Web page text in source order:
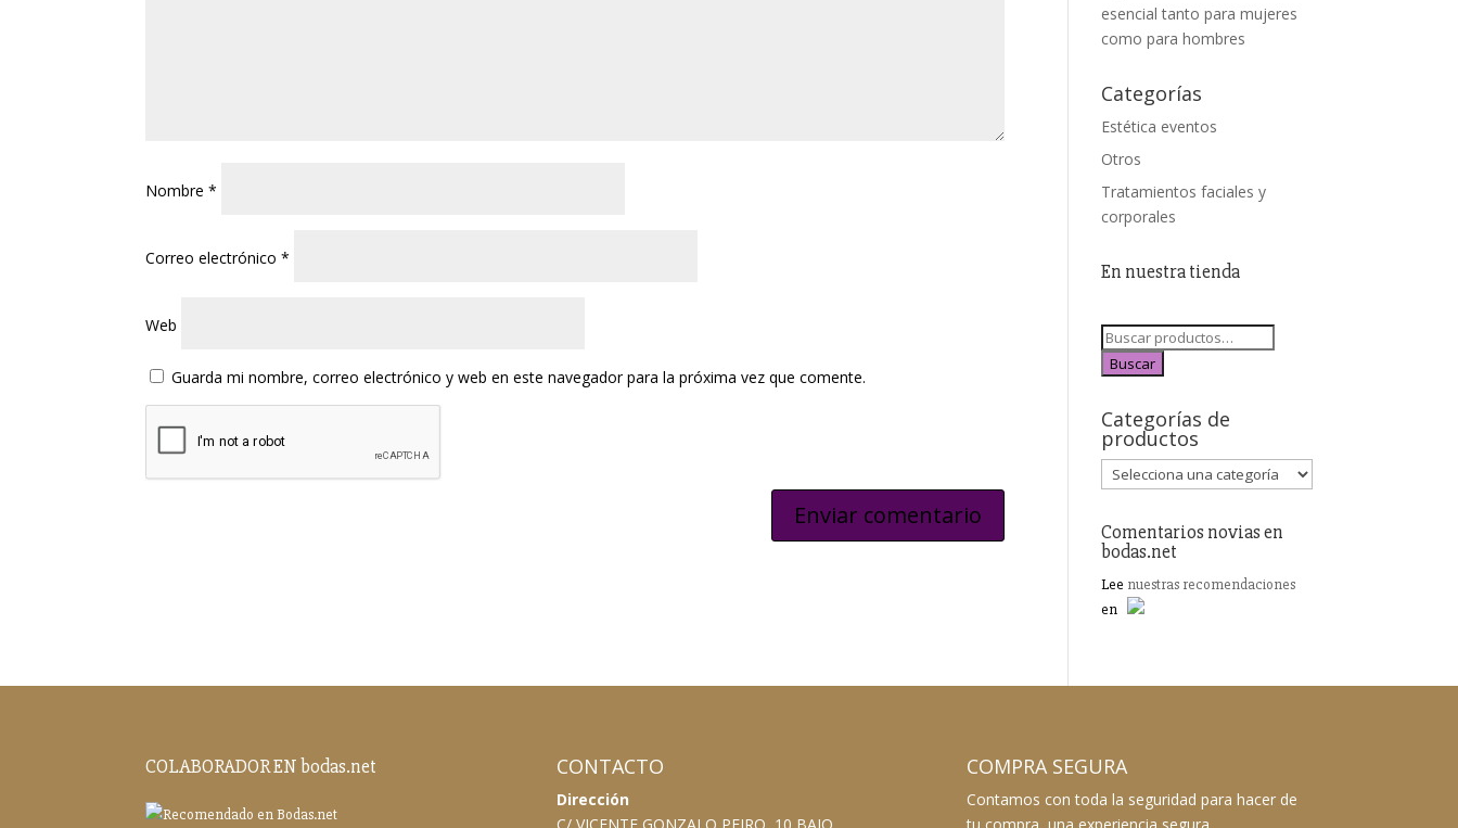
Nombre*
Correo electrónico*
Web
Guarda mi nombre, correo electrónico y web en este navegador para la próxima vez que comente.
esencial tanto para mujeres
como para hombres
Categorías
Estética eventos
Otros
Tratamientos faciales y
corporales
En nuestra tienda
Buscar
Categorías de
productos
Comentarios novias en
bodas.net
Lee nuestras recomendaciones
en
COLABORADOR EN bodas.net CONTACTO
Dirección
C/ VICENTE GONZALO PEIRO, 10 BAJO
COMPRA SEGURA
Contamos con toda la seguridad para hacer de
tu compra, una experiencia segura.